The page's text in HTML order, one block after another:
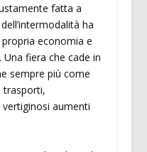
fatta a
ha
economia e
fiera che cade in
sempre più come
trasporti,
aumenti